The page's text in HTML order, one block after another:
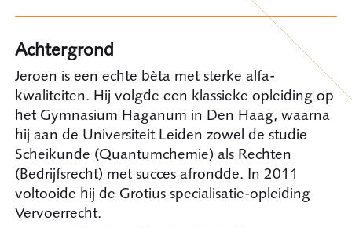
Achtergrond
Jeroen is een echte bèta met sterke alfa-
kwaliteiten. Hij volgde een klassieke opleiding op
het Gymnasium Haganum in Den Haag, waarna
hij aan de Universiteit Leiden zowel de studie
Scheikunde (Quantumchemie) als Rechten
(Bedrijfsrecht) met succes afrondde. In 2011
voltooide hij de Grotius specialisatie-opleiding
Vervoerrecht.